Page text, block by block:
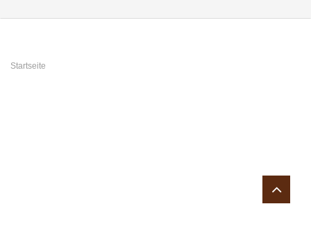
Sie sind hier
Startseite